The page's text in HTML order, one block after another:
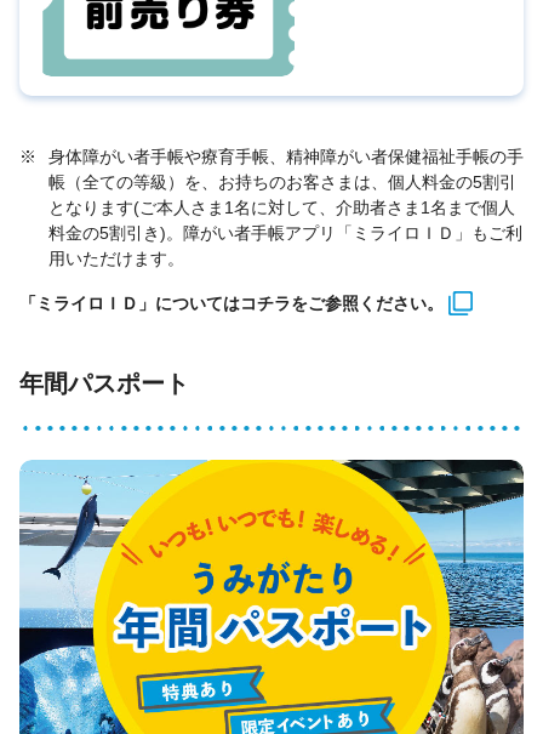
※
身体障がい者手帳や療育手帳、精神障がい者保健福祉手帳の手
帳（全ての等級）を、お持ちのお客さまは、個人料金の5割引
となります(ご本人さま1名に対して、介助者さま1名まで個人
料金の5割引き)。障がい者手帳アプリ「ミライロＩＤ」もご利
用いただけます。
「ミライロＩＤ」についてはコチラをご参照ください。
年間パスポート